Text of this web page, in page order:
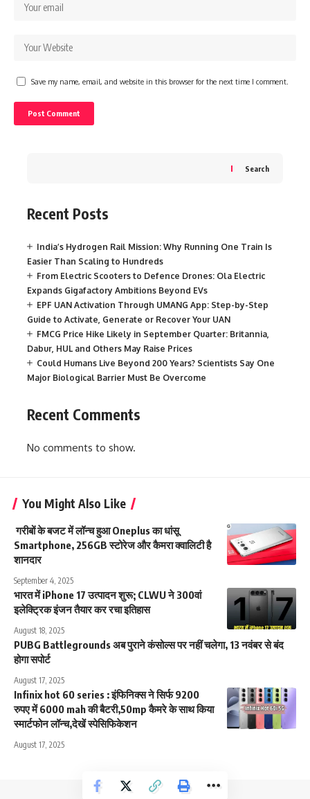
Save my name, email, and website in this browser for the next time I comment.
Search
Recent Posts
India’s Hydrogen Rail Mission: Why Running One Train Is
Easier Than Scaling to Hundreds
From Electric Scooters to Defence Drones: Ola Electric
Expands Gigafactory Ambitions Beyond EVs
EPF UAN Activation Through UMANG App: Step-by-Step
Guide to Activate, Generate or Recover Your UAN
FMCG Price Hike Likely in September Quarter: Britannia,
Dabur, HUL and Others May Raise Prices
Could Humans Live Beyond 200 Years? Scientists Say One
Major Biological Barrier Must Be Overcome
Recent Comments
No comments to show.
You Might Also Like
गरीबों के बजट में लॉन्च हुआ Oneplus का धांसू
Smartphone, 256GB स्टोरेज और कैमरा क्वालिटी है
शानदार
September 4, 2025
भारत में iPhone 17 उत्पादन शुरू; CLWU ने 300वां
इलेक्ट्रिक इंजन तैयार कर रचा इतिहास
August 18, 2025
PUBG Battlegrounds अब पुराने कंसोल्स पर नहीं चलेगा, 13 नवंबर से बंद
होगा सपोर्ट
August 17, 2025
Infinix hot 60 series : इंफिनिक्स ने सिर्फ 9200
रुपए में 6000 mah की बैटरी,50mp कैमरे के साथ किया
स्मार्टफोन लॉन्च,देखें स्पेसिफिकेशन
August 17, 2025